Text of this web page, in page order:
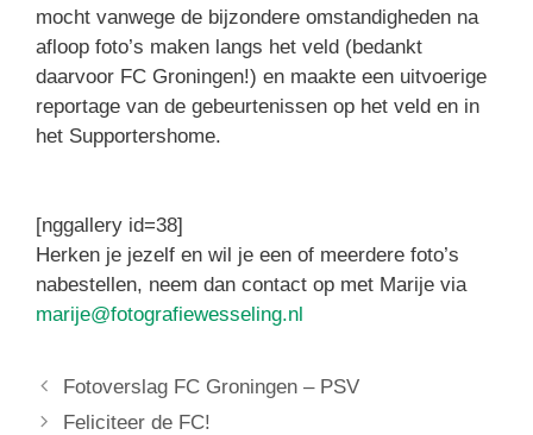
mocht vanwege de bijzondere omstandigheden na
afloop foto’s maken langs het veld (bedankt
daarvoor FC Groningen!) en maakte een uitvoerige
reportage van de gebeurtenissen op het veld en in
het Supportershome.
[nggallery id=38]
Herken je jezelf en wil je een of meerdere foto’s
nabestellen, neem dan contact op met Marije via
marije@fotografiewesseling.nl
Fotoverslag FC Groningen – PSV
Feliciteer de FC!